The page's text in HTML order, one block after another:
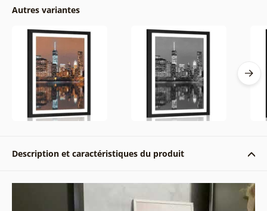
Autres variantes
Description et caractéristiques du produit